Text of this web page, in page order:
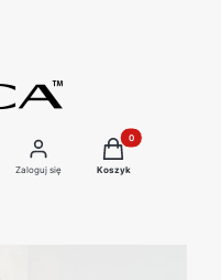
Zaloguj się
Produkty w
Koszyk